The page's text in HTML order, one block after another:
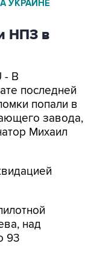
УКРАИНЕ
НПЗ в
- В
последней
попали в
завода,
Михаил
над
93